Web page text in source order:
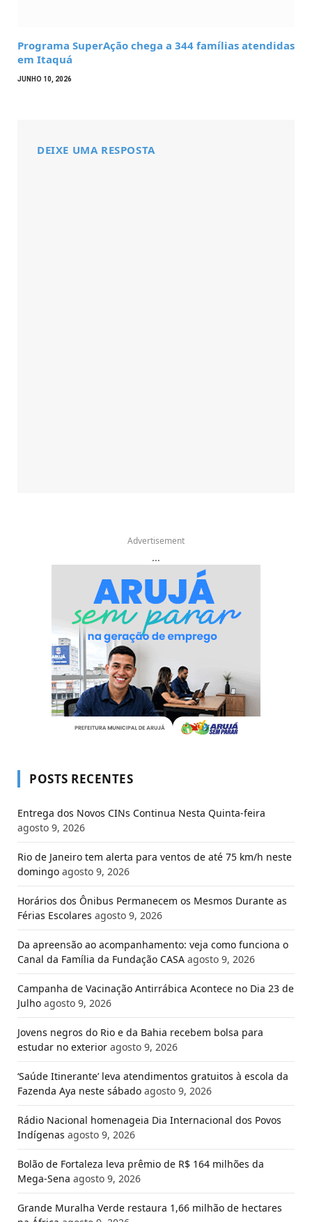
Programa SuperAção chega a 344 famílias atendidas
em Itaquá
JUNHO 10, 2026
DEIXE UMA RESPOSTA
Advertisement
...
POSTS RECENTES
Entrega dos Novos CINs Continua Nesta Quinta-feira
agosto 9, 2026
Rio de Janeiro tem alerta para ventos de até 75 km/h neste
domingo agosto 9, 2026
Horários dos Ônibus Permanecem os Mesmos Durante as
Férias Escolares agosto 9, 2026
Da apreensão ao acompanhamento: veja como funciona o
Canal da Família da Fundação CASA agosto 9, 2026
Campanha de Vacinação Antirrábica Acontece no Dia 23 de
Julho agosto 9, 2026
Jovens negros do Rio e da Bahia recebem bolsa para
estudar no exterior agosto 9, 2026
‘Saúde Itinerante’ leva atendimentos gratuitos à escola da
Fazenda Aya neste sábado agosto 9, 2026
Rádio Nacional homenageia Dia Internacional dos Povos
Indígenas agosto 9, 2026
Bolão de Fortaleza leva prêmio de R$ 164 milhões da
Mega-Sena agosto 9, 2026
Grande Muralha Verde restaura 1,66 milhão de hectares